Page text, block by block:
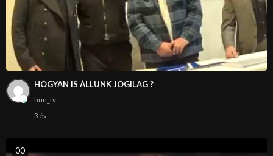
HOGYAN IS ÁLLUNK JOGILAG ?
hun_tv
3 év
00